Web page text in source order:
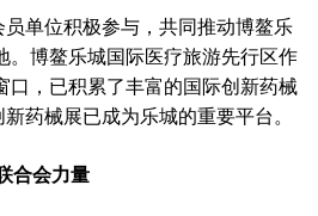
单位积极参与，共同推动博鳌乐
。博鳌乐城国际医疗旅游先行区作
口，已积累了丰富的国际创新药械
药械展已成为乐城的重要平台。
合会力量